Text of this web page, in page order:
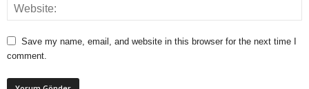
Save my name, email, and website in this browser for the next time I
comment.